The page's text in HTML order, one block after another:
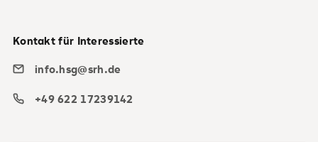
Kontakt für Interessierte
info.hsg@srh.de
+49 622 17239142